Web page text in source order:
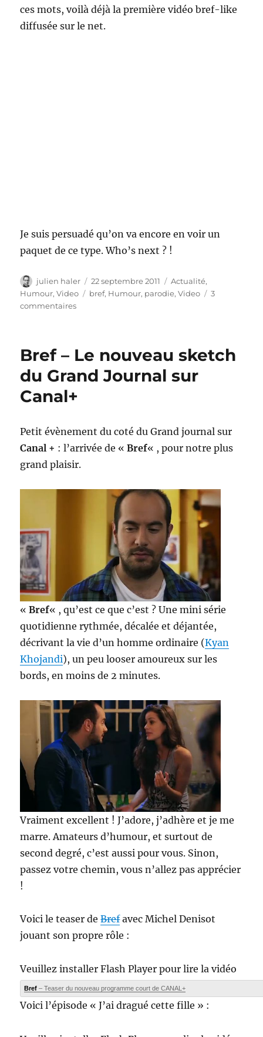
ces mots, voilà déjà la première vidéo bref-like
diffusée sur le net.
Je suis persuadé qu’on va encore en voir un
paquet de ce type. Who’s next ? !
Auteur
julien haler
Publié
le
22 septembre 2011 Catégories
Actualité,
Humour,Video Étiquettes
bref, Humour, parodie,Video
3
commentairessur
voulu
Bref
Bref – Le nouveau sketch
du Grand Journal sur
Canal+
Petit évènement du coté du Grand journal sur
Canal + : l’arrivée de «Bref« , pour notre plus
grand plaisir.
«Bref« , qu’est ce que c’est ? Une mini série
quotidienne rythmée, décalée et déjantée,
décrivant la vie d’un homme ordinaire (Kyan
Khojandi), un peu looser amoureux sur les
bords, en moins de 2 minutes.
Vraiment excellent ! J’adore, j’adhère et je me
marre. Amateurs d’humour, et surtout de
second degré, c’est aussi pour vous. Sinon,
passez votre chemin, vous n’allez pas apprécier
!
Voici le teaser deBrefavec Michel Denisot
jouant son propre rôle :
Veuillez installer Flash Player pour lire la vidéo
Bref – Teaser du nouveau programme court de CANAL+
Voici l’épisode « J’ai dragué cette fille » :